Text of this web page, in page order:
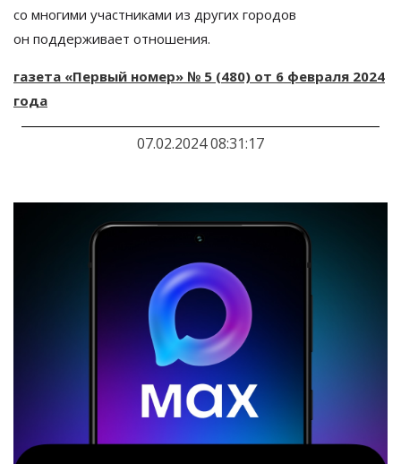
со многими участниками из других городов
он поддерживает отношения.
газета «Первый номер» № 5 (480) от 6 февраля 2024
года
07.02.2024 08:31:17